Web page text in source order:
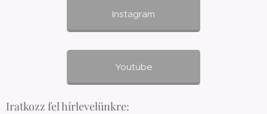
Instagram
Youtube
Iratkozz fel hírlevelünkre: